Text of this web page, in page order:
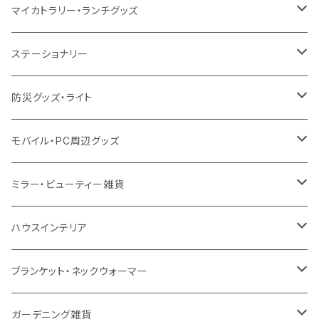
再生不織布
不織布
保冷
スウェット
保冷
不織布
傘
デニム・デニムライク
ポリエステル
不織布
保冷
EVA
防水
ナイロン
フェアトレードコットン
デニム・デニムライク
ポリエステル
リネン
アルミ
クリアボトル
カスタムデザインボトル
ステンレス2層タンブラー
プラスチック2層タンブラー
アルミタンブラー
バンブータンブラー
コーヒー配合タンブラー
カスタムデザインタンブラー
サーモ
ステンレス
バンブー
コーヒー配合
プラスチック
陶器
磁器マグ・湯呑
カスタムデザイン
マイカトラリー・ランチグッズ
カトラリー
フードポット
コースター
ドリンク用品
保存容器
キッチンツール
ステーショナリー
単色ボールペン
多機能ペン
ペンケース
メモ
ノート
付箋
防災グッズ・ライト
防災セット
ラジオ・スピーカー
ハンディライト
デスクライト
付属ライト
モバイル・PC周辺グッズ
チャージャー
充電器
モバイルスタンド
モバイルリング
ミラー・ビューティー雑貨
折りたたみ式ミラー
スライド式ミラー
ケース付きミラー
ハウスインテリア
ピクチャーボード、ポスター
フォトフレーム、スタンド
ブランケット・ネックウォーマー
ブランケット
ガーデニング雑貨